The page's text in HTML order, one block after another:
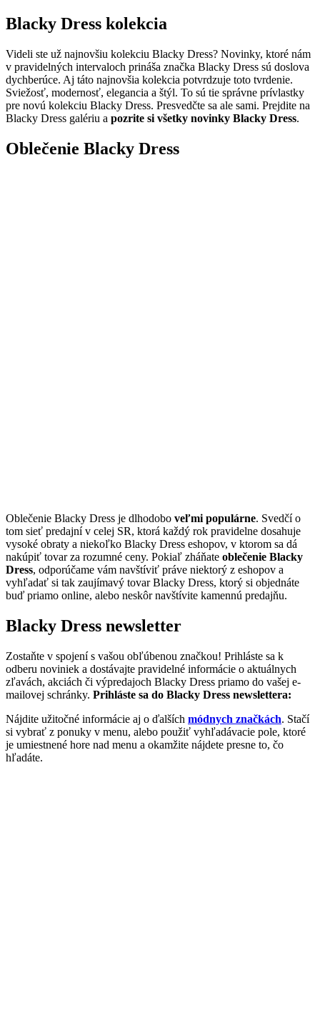
Blacky Dress kolekcia
Videli ste už najnovšiu kolekciu Blacky Dress? Novinky, ktoré nám
v pravidelných intervaloch prináša značka Blacky Dress sú doslova
dychberúce. Aj táto najnovšia kolekcia potvrdzuje toto tvrdenie.
Sviežosť, modernosť, elegancia a štýl. To sú tie správne prívlastky
pre novú kolekciu Blacky Dress. Presvedčte sa ale sami. Prejdite na
Blacky Dress galériu a pozrite si všetky novinky Blacky Dress.
Oblečenie Blacky Dress
Oblečenie Blacky Dress je dlhodobo veľmi populárne. Svedčí o
tom sieť predajní v celej SR, ktorá každý rok pravidelne dosahuje
vysoké obraty a niekoľko Blacky Dress eshopov, v ktorom sa dá
nakúpiť tovar za rozumné ceny. Pokiaľ zháňate oblečenie Blacky
Dress, odporúčame vám navštíviť práve niektorý z eshopov a
vyhľadať si tak zaujímavý tovar Blacky Dress, ktorý si objednáte
buď priamo online, alebo neskôr navštívite kamennú predajňu.
Blacky Dress newsletter
Zostaňte v spojení s vašou obľúbenou značkou! Prihláste sa k
odberu noviniek a dostávajte pravidelné informácie o aktuálnych
zľavách, akciách či výpredajoch Blacky Dress priamo do vašej e-
mailovej schránky. Prihláste sa do Blacky Dress newslettera:
Nájdite užitočné informácie aj o ďalších módnych značkách. Stačí
si vybrať z ponuky v menu, alebo použiť vyhľadávacie pole, ktoré
je umiestnené hore nad menu a okamžite nájdete presne to, čo
hľadáte.